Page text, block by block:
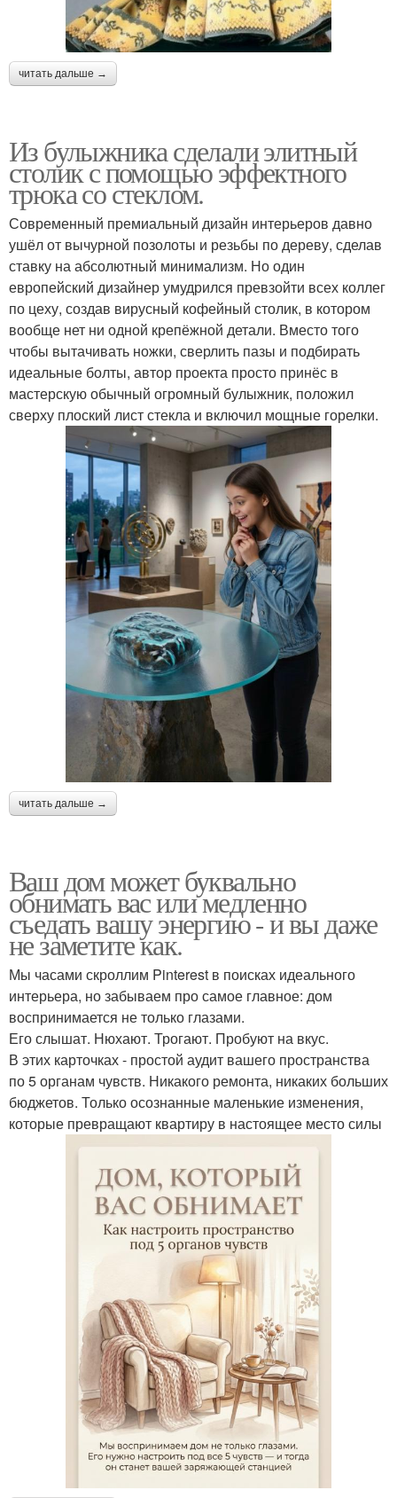
читать дальше →
Из булыжника сделали элитный
столик с помощью эффектного
трюка со стеклом.
Современный премиальный дизайн интерьеров давно
ушёл от вычурной позолоты и резьбы по дереву, сделав
ставку на абсолютный минимализм. Но один
европейский дизайнер умудрился превзойти всех коллег
по цеху, создав вирусный кофейный столик, в котором
вообще нет ни одной крепёжной детали. Вместо того
чтобы вытачивать ножки, сверлить пазы и подбирать
идеальные болты, автор проекта просто принёс в
мастерскую обычный огромный булыжник, положил
сверху плоский лист стекла и включил мощные горелки.
читать дальше →
Ваш дом может буквально
обнимать вас или медленно
съедать вашу энергию - и вы даже
не заметите как.
Мы часами скроллим Pinterest в поисках идеального
интерьера, но забываем про самое главное: дом
воспринимается не только глазами.
Его слышат. Нюхают. Трогают. Пробуют на вкус.
В этих карточках - простой аудит вашего пространства
по 5 органам чувств. Никакого ремонта, никаких больших
бюджетов. Только осознанные маленькие изменения,
которые превращают квартиру в настоящее место силы